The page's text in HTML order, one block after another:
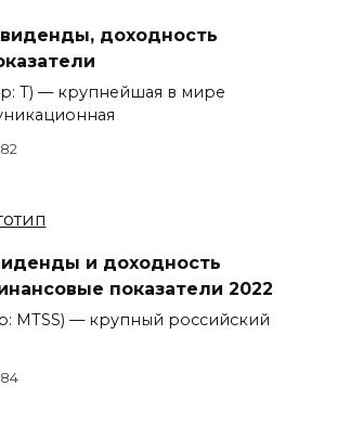
доходность
T) — крупнейшая в мире
и доходность
показатели 2022
MTSS) — крупный российский